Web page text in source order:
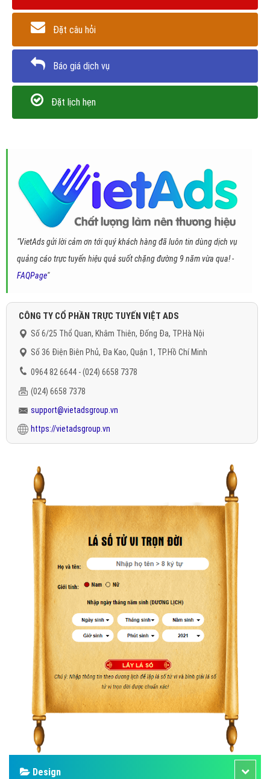
Đặt câu hỏi
Báo giá dịch vụ
Đặt lịch hẹn
"VietAds gửi lời cảm ơn tới quý khách hàng đã luôn tin dùng dịch vụ
quảng cáo trực tuyến hiệu quả suốt chặng đường 9 năm vừa qua! -
FAQPage"
CÔNG TY CỔ PHẦN TRỰC TUYẾN VIỆT ADS
Số 6/25 Thổ Quan, Khâm Thiên, Đống Đa, TP.Hà Nội
Số 36 Điện Biên Phủ, Đa Kao, Quận 1, TP.Hồ Chí Minh
0964 82 6644 - (024) 6658 7378
(024) 6658 7378
support@vietadsgroup.vn
https://vietadsgroup.vn
Design